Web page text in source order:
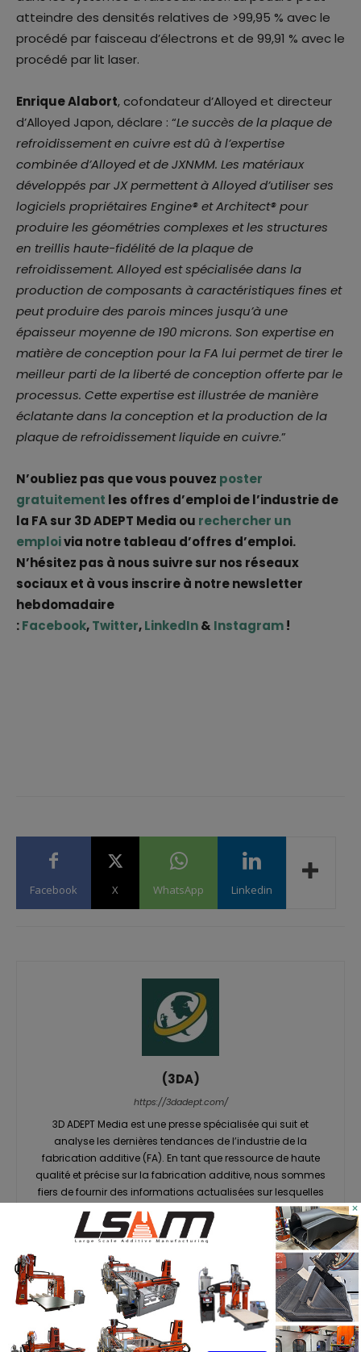
atteindre des densités relatives de >99,95 % avec le
procédé par faisceau d’électrons et de 99,91 % avec le
procédé par lit laser.
Enrique Alabort, cofondateur d’Alloyed et directeur
d’Alloyed Japon, déclare : “Le succès de la plaque de
refroidissement en cuivre est dû à l’expertise
combinée d’Alloyed et de JXNMM. Les matériaux
développés par JX permettent à Alloyed d’utiliser ses
logiciels propriétaires Engine® et Architect® pour
produire les géométries complexes et les structures
en treillis haute-fidélité de la plaque de
refroidissement. Alloyed est spécialisée dans la
production de composants à caractéristiques fines et
peut produire des parois minces jusqu’à une
épaisseur moyenne de 190 microns. Son expertise en
matière de conception pour la FA lui permet de tirer le
meilleur parti de la liberté de conception offerte par le
processus. Cette expertise est illustrée de manière
éclatante dans la conception et la production de la
plaque de refroidissement liquide en cuivre.”
N’oubliez pas que vous pouvez poster
gratuitement les offres d’emploi de l’industrie de
la FA sur 3D ADEPT Media ou rechercher un
emploivia notre tableau d’offres d’emploi.
N’hésitez pas à nous suivre sur nos réseaux
sociaux et à vous inscrire à notre newsletter
hebdomadaire
:Facebook,Twitter,LinkedIn& Instagram!
Facebook X WhatsApp Linkedin
(3DA)
https://3dadept.com/
3D ADEPT Media est une presse spécialisée qui suit et
analyse les dernières tendances de l’industrie de la
fabrication additive (FA). En tant que ressource de haute
qualité et précise sur la fabrication additive, nous sommes
fiers de fournir des informations actualisées sur lesquelles
vous pouvez compter grâce à notre média en ligne et à
notre magazine imprimé et numérique interactif 3D ADEPT
Mag. Les contenus de 3D ADEPT sont disponibles en anglais
et en français.
×